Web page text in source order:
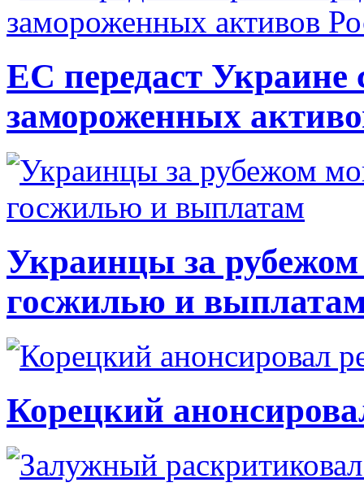
ЕС передаст Украине
замороженных
Украинцы за рубежом
госжилью и
Корецкий